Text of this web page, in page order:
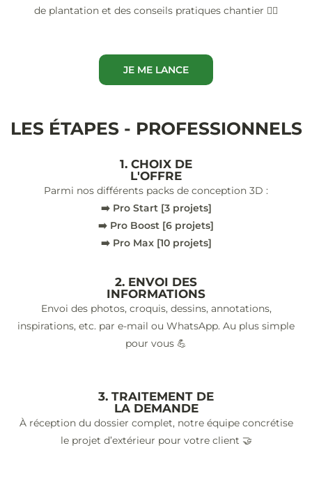
de plantation et des conseils pratiques chantier 👷‍♂️
JE ME LANCE
LES ÉTAPES - PROFESSIONNELS
1. CHOIX DE
L'OFFRE
Parmi nos différents packs de conception 3D :
➡️ Pro Start [3 projets]
➡️ Pro Boost [6 projets]
➡️ Pro Max [10 projets]
2. ENVOI DES
INFORMATIONS
Envoi des photos, croquis, dessins, annotations,
inspirations, etc. par e-mail ou WhatsApp. Au plus simple
pour vous 💪
3. TRAITEMENT DE
LA DEMANDE
À réception du dossier complet, notre équipe concrétise
le projet d’extérieur pour votre client 🤝